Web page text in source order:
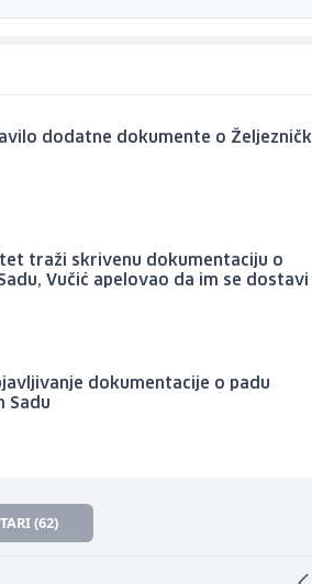
dodatne dokumente o
traži skrivenu dokumentaciju o
Vučić apelovao da im se dostavi
dokumentacije o padu
Sadu
(62)